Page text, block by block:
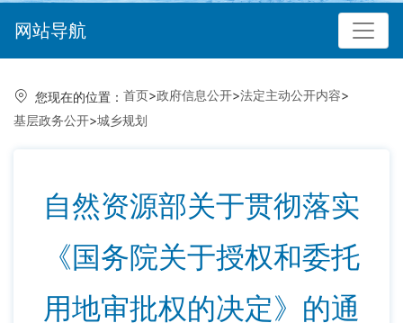
网站导航
您现在的位置： 首页>政府信息公开>法定主动公开内容>
基层政务公开>城乡规划
自然资源部关于贯彻落实
《国务院关于授权和委托
用地审批权的决定》的通